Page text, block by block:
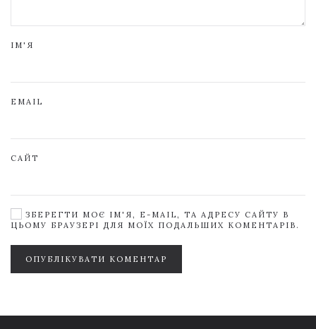
ІМ'Я
EMAIL
САЙТ
ЗБЕРЕГТИ МОЄ ІМ'Я, E-MAIL, ТА АДРЕСУ САЙТУ В
ЦЬОМУ БРАУЗЕРІ ДЛЯ МОЇХ ПОДАЛЬШИХ КОМЕНТАРІВ.
ОПУБЛІКУВАТИ КОМЕНТАР